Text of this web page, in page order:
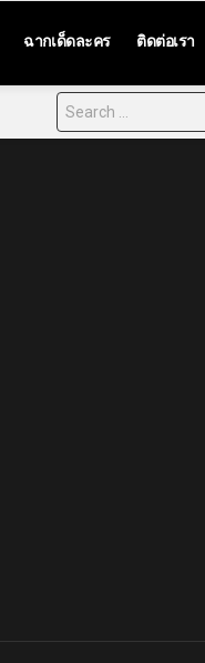
ฉากเด็ดละคร ติดต่อเรา